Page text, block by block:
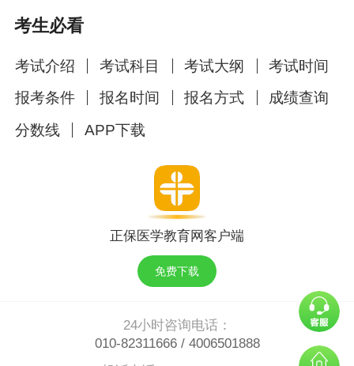
1、基础知识、相关专业知识、专业知识各100
2、专业实践能力含案例分析题，题量不固定。
考试全程使用计算机答题，请确保电脑端操作，
准考证打印是否必须用电脑？
答：是的，必须使用电脑端登录平台操作，手机
或平板无法完成打印。
成绩什么时候能查？
答：考后约两个月公布，可通过官网或小程序查
考试当天可以带资料进考场吗？
考生必看
考试介绍 考试科目 考试大纲
考试时间
报考条件
报名时间 报名方式
成绩查询
分数线
APP下载
正保医学教育网客户端
免费下载
24小时咨询电话：
010-82311666/ 4006501888